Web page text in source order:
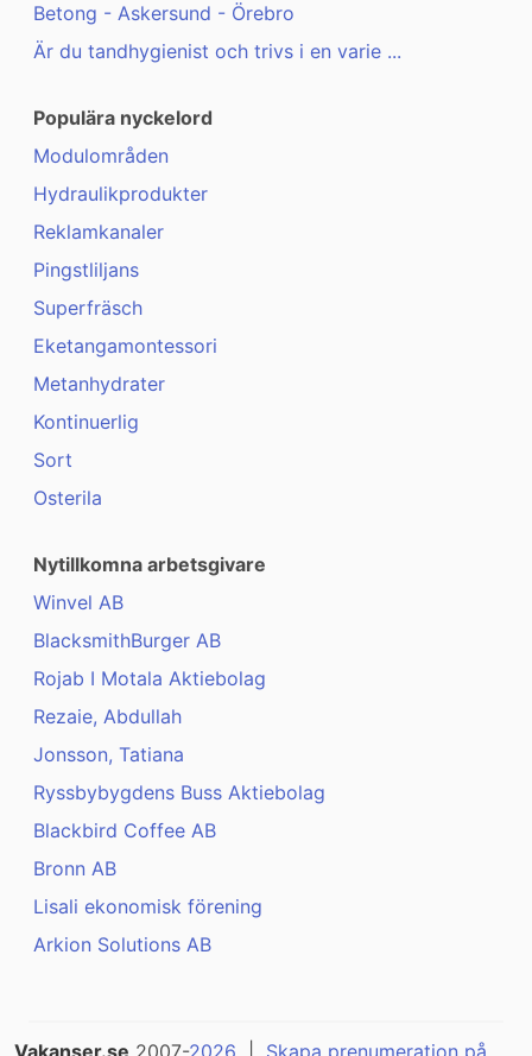
Betong - Askersund - Örebro
Är du tandhygienist och trivs i en varie ...
Populära nyckelord
Modulområden
Hydraulikprodukter
Reklamkanaler
Pingstliljans
Superfräsch
Eketangamontessori
Metanhydrater
Kontinuerlig
Sort
Osterila
Nytillkomna arbetsgivare
Winvel AB
BlacksmithBurger AB
Rojab I Motala Aktiebolag
Rezaie, Abdullah
Jonsson, Tatiana
Ryssbybygdens Buss Aktiebolag
Blackbird Coffee AB
Bronn AB
Lisali ekonomisk förening
Arkion Solutions AB